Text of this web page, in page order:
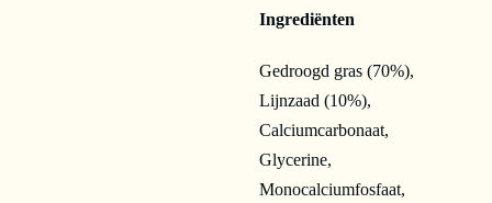
Ingrediënten
Gedroogd gras (70%),
Lijnzaad (10%),
Calciumcarbonaat,
Glycerine,
Monocalciumfosfaat,